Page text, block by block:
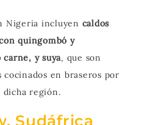
Nigeria incluyen caldos
quingombó y
y suya, que son
en braseros por
dicha región.
Sudáfrica